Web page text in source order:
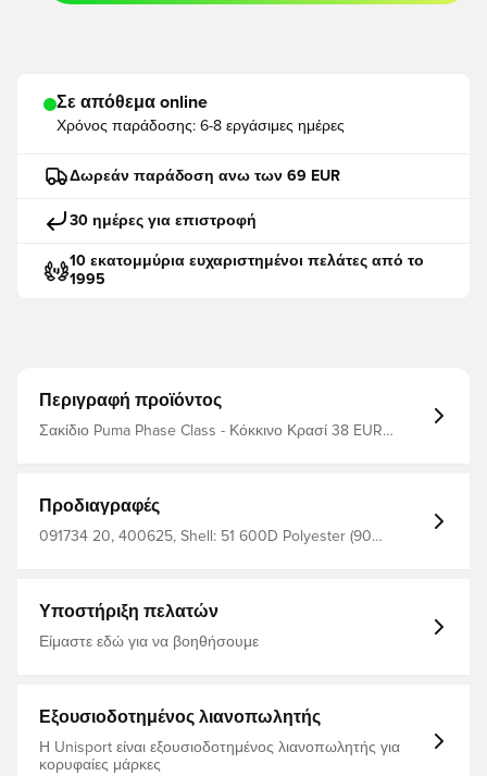
Σε απόθεμα online
Χρόνος παράδοσης: 6-8 εργάσιμες ημέρες
Δωρεάν παράδοση ανω των 69 EUR
30 ημέρες για επιστροφή
10 εκατομμύρια ευχαριστημένοι πελάτες από το
1995
Περιγραφή προϊόντος
Σακίδιο Puma Phase Class - Κόκκινο Κρασί 38 EUR
Προδιαγραφές
091734 20, 400625, Shell: 51 600D Polyester (90
Υποστήριξη πελατών
Είμαστε εδώ για να βοηθήσουμε
Εξουσιοδοτημένος λιανοπωλητής
Η Unisport είναι εξουσιοδοτημένος λιανοπωλητής για
κορυφαίες μάρκες